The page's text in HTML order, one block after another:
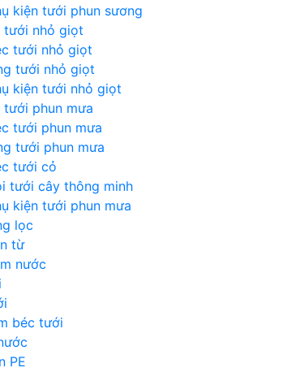
kiện tưới phun sương
tưới nhỏ giọt
tưới nhỏ giọt
tưới nhỏ giọt
kiện tưới nhỏ giọt
phun mưa
tưới phun mưa
tưới phun mưa
tưới cỏ
tưới cây thông minh
kiện tưới phun mưa
lọc
từ
nước
béc tưới
PE